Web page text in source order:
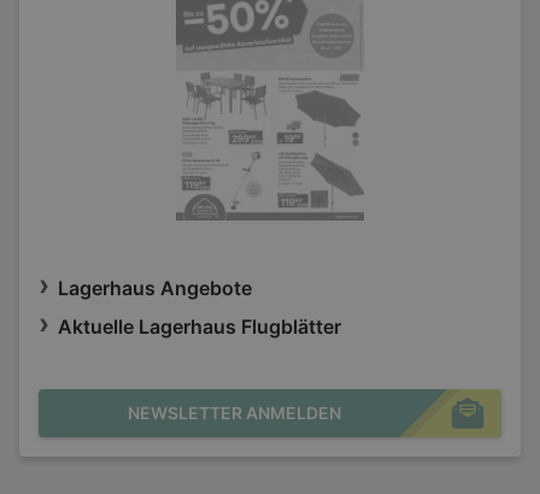
Lagerhaus Angebote
Aktuelle Lagerhaus Flugblätter
NEWSLETTER ANMELDEN